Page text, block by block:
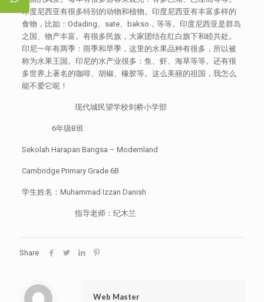
印度尼西亚有很多特别的动物和植物。印度尼西亚有丰富多样的
食物，比如：Odading、sate、bakso，等等。印度尼西亚是群岛
之国、物产丰富。有很多民族，大家团结在红白旗下和睦共处。
印尼一年有两季：雨季和旱季，这里的水果品种有很多，所以被
称为水果王国。印尼的水产业很多：鱼、虾、海草等等。还有很
多世界上著名的咖啡、胡椒、橡胶等。这么美丽的祖国，我怎么
能不爱它呢！
现代城民望学校剑桥小学部
6年级B班
Sekolah Harapan Bangsa – Modernland
Cambridge Primary Grade 6B
学生姓名：Muhammad Izzan Danish
指导老师：纪木兰
Share
Web Master